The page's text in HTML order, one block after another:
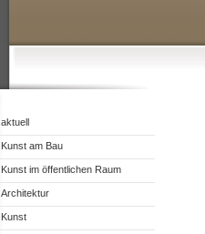
aktuell
Kunst am Bau
Kunst im öffentlichen Raum
Architektur
Kunst